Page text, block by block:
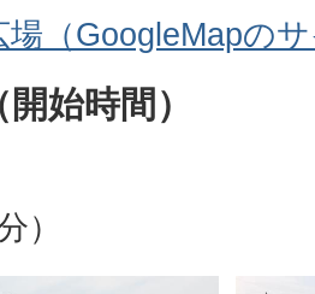
場（GoogleMapの
始時間）
）